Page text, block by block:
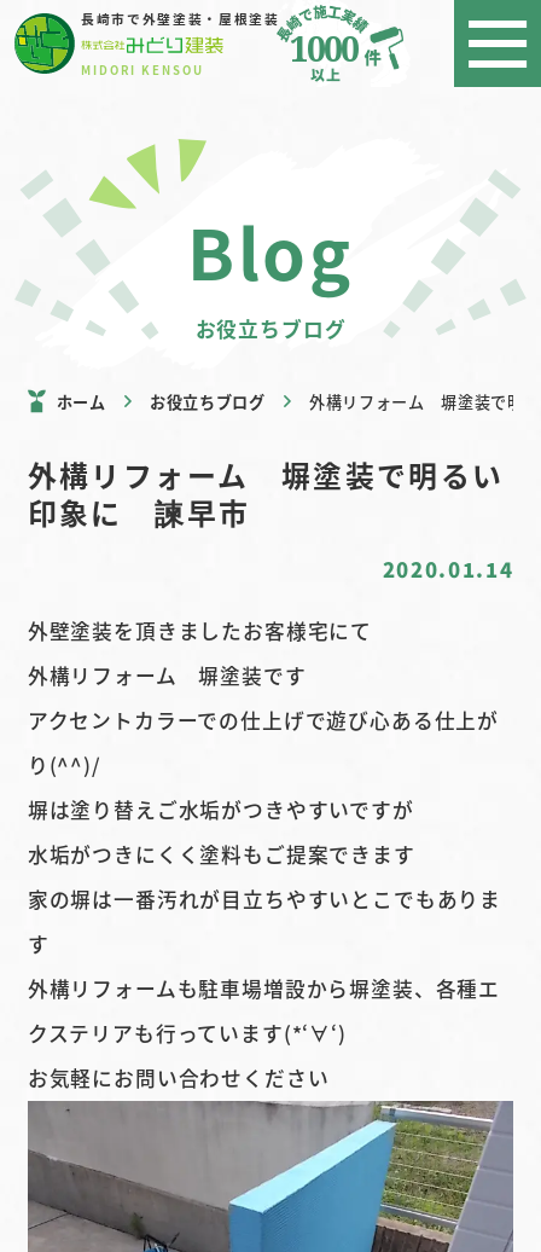
長崎市で外壁塗装・屋根塗装
MIDORI KENSOU 1000
blog
お役立ちブログ
ホーム お役立ちブログ 外構リフォーム 塀塗装で明
外構リフォーム 塀塗装で明るい
印象に 諫早市
2020.01.14
外壁塗装を頂きましたお客様宅にて
外構リフォーム 塀塗装です
アクセントカラーでの仕上げで遊び心ある仕上が
り(^^)/
塀は塗り替えご水垢がつきやすいですが
水垢がつきにくく塗料もご提案できます
家の塀は一番汚れが目立ちやすいとこでもありま
す
外構リフォームも駐車場増設から塀塗装、各種エ
クステリアも行っています(*‘∀‘)
お気軽にお問い合わせください